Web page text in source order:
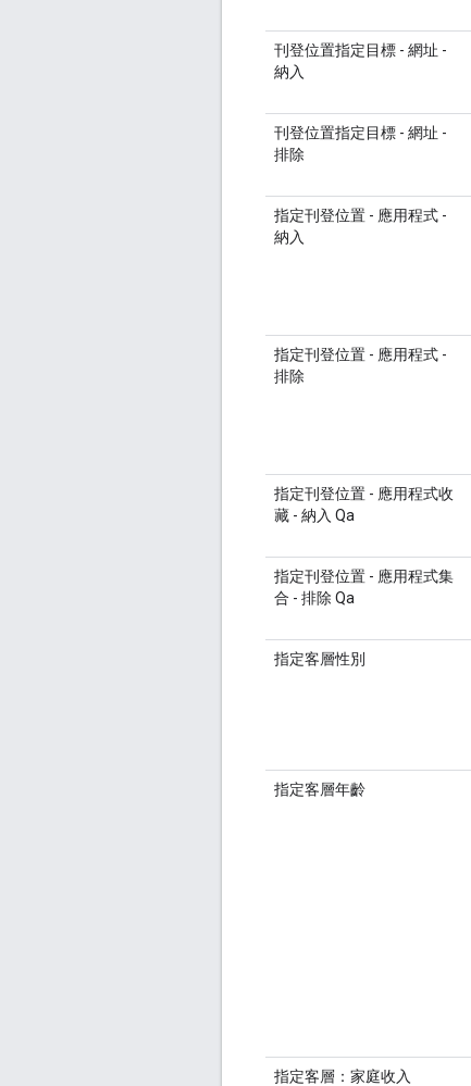
刊登位置指定目標 - 網址 -
納入
刊登位置指定目標 - 網址 -
排除
指定刊登位置 - 應用程式 -
納入
指定刊登位置 - 應用程式 -
排除
指定刊登位置 - 應用程式收
藏 - 納入 Qa
指定刊登位置 - 應用程式集
合 - 排除 Qa
指定客層性別
指定客層年齡
指定客層：家庭收入